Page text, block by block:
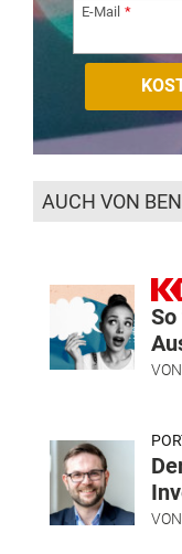
E-Mail
AUCH VON
VON
VON